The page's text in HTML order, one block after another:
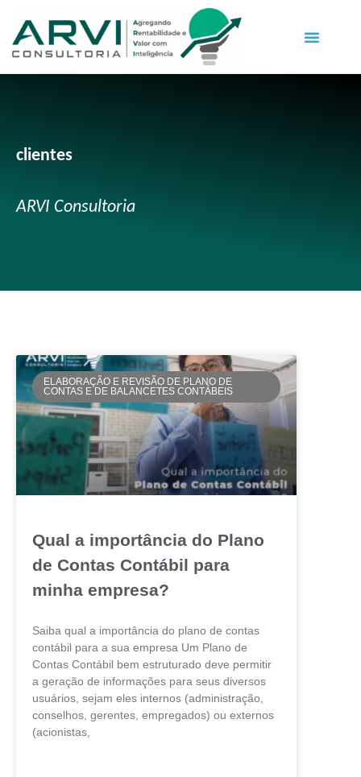
clientes
ARVI Consultoria
ELABORAÇÃO E REVISÃO DE PLANO DE
CONTAS E DE BALANCETES CONTÁBEIS
Qual a importância do Plano
de Contas Contábil para
minha empresa?
Saiba qual a importância do plano de contas
contábil para a sua empresa Um Plano de
Contas Contábil bem estruturado deve permitir
a geração de informações para seus diversos
usuários, sejam eles internos (administração,
conselhos, gerentes, empregados) ou externos
(acionistas,